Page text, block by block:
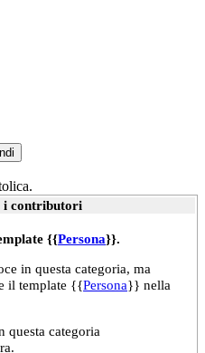
i contributori
{{Persona}}.
in questa categoria, ma
il template {{Persona}} nella
questa categoria